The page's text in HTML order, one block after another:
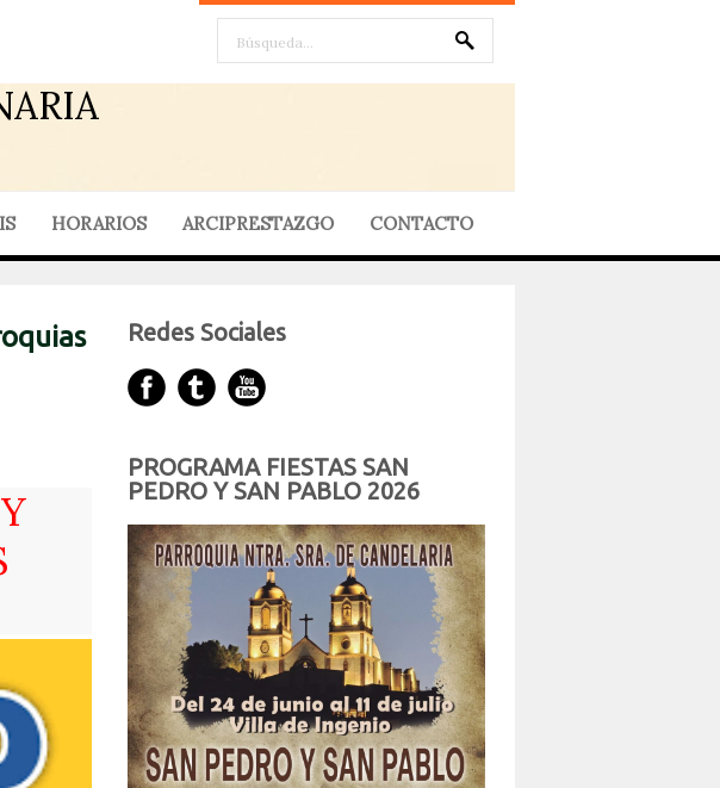
HORARIOS ARCIPRESTAZGO CONTACTO
Redes Sociales
PROGRAMA FIESTAS SAN
PEDRO Y SAN PABLO 2026